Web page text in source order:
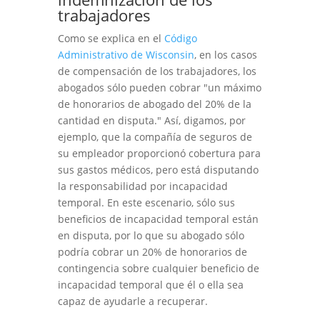
trabajadores
Como se explica en el Código
Administrativo de Wisconsin, en los casos
de compensación de los trabajadores, los
abogados sólo pueden cobrar "un máximo
de honorarios de abogado del 20% de la
cantidad en disputa." Así, digamos, por
ejemplo, que la compañía de seguros de
su empleador proporcionó cobertura para
sus gastos médicos, pero está disputando
la responsabilidad por incapacidad
temporal. En este escenario, sólo sus
beneficios de incapacidad temporal están
en disputa, por lo que su abogado sólo
podría cobrar un 20% de honorarios de
contingencia sobre cualquier beneficio de
incapacidad temporal que él o ella sea
capaz de ayudarle a recuperar.